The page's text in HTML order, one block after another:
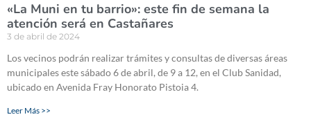
«La Muni en tu barrio»: este fin de semana la
atención será en Castañares
3 de abril de 2024
Los vecinos podrán realizar trámites y consultas de diversas áreas
municipales este sábado 6 de abril, de 9 a 12, en el Club Sanidad,
ubicado en Avenida Fray Honorato Pistoia 4.
Leer Más >>